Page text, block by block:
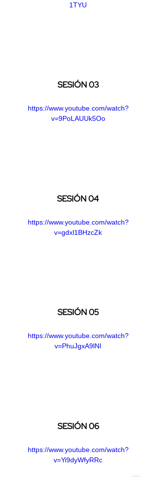
1TYU
SESIÓN 03
https://www.youtube.com/watch?
v=9PoLAUUk5Oo
SESIÓN 04
https://www.youtube.com/watch?
v=gdxl1BHzcZk
SESIÓN 05
https://www.youtube.com/watch?
v=PhuJgxA9lNI
SESIÓN 06
https://www.youtube.com/watch?
v=Yi9dyWfyRRc